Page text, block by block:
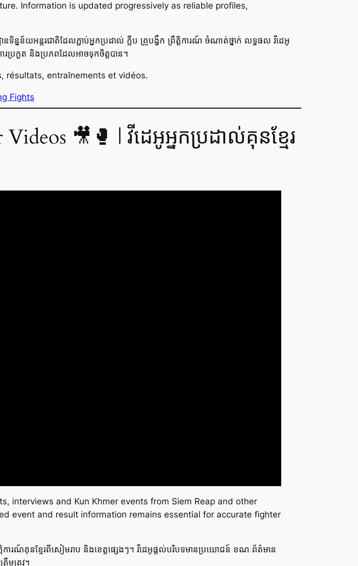
Information is updated progressively as reliable profiles,
នទិន្នន័យអន្តរជាតិដែលភ្ជាប់អ្នកប្រដាល់ ក្លឹប គ្រូបង្វឹក ព្រឹត្តិការណ៍ ចំណាត់ថ្នាក់ លទ្ធផល វីដេអូ
ារប្រកួត និងប្រភពដែលអាចទុកចិត្តបាន។
résultats, entraînements et vidéos.
Fights
🎥🥊 | វីដេអូអ្នកប្រដាល់គុនខ្មែរ
interviews and Kun Khmer events from Siem Reap and other
event and result information remains essential for accurate fighter
ការណ៍គុនខ្មែរពីសៀមរាប និងខេត្តផ្សេងៗ។ វីដេអូផ្តល់បរិបទមានប្រយោជន៍ ខណៈព័ត៌មាន
រឹមត្រូវ។